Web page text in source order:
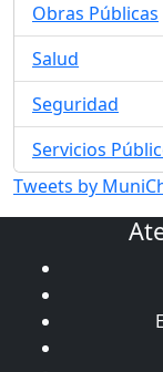
Obras Públicas
Salud
Seguridad
Servicios
Tweets by